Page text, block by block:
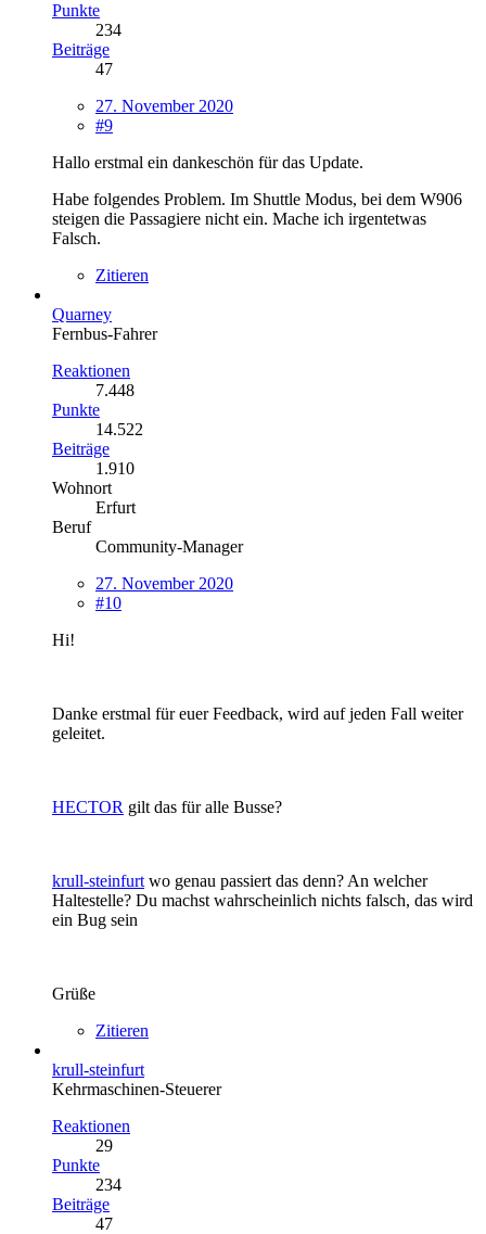
Punkte
234
Beiträge
47
27. November 2020
#9
Hallo erstmal ein dankeschön für das Update.
Habe folgendes Problem. Im Shuttle Modus, bei dem W906
steigen die Passagiere nicht ein. Mache ich irgentetwas
Falsch.
Zitieren
Quarney
Fernbus-Fahrer
Reaktionen
7.448
Punkte
14.522
Beiträge
1.910
Wohnort
Erfurt
Beruf
Community-Manager
27. November 2020
#10
Hi!
Danke erstmal für euer Feedback, wird auf jeden Fall weiter
geleitet.
HECTOR gilt das für alle Busse?
krull-steinfurt wo genau passiert das denn? An welcher
Haltestelle? Du machst wahrscheinlich nichts falsch, das wird
ein Bug sein
Grüße
Zitieren
krull-steinfurt
Kehrmaschinen-Steuerer
Reaktionen
29
Punkte
234
Beiträge
47